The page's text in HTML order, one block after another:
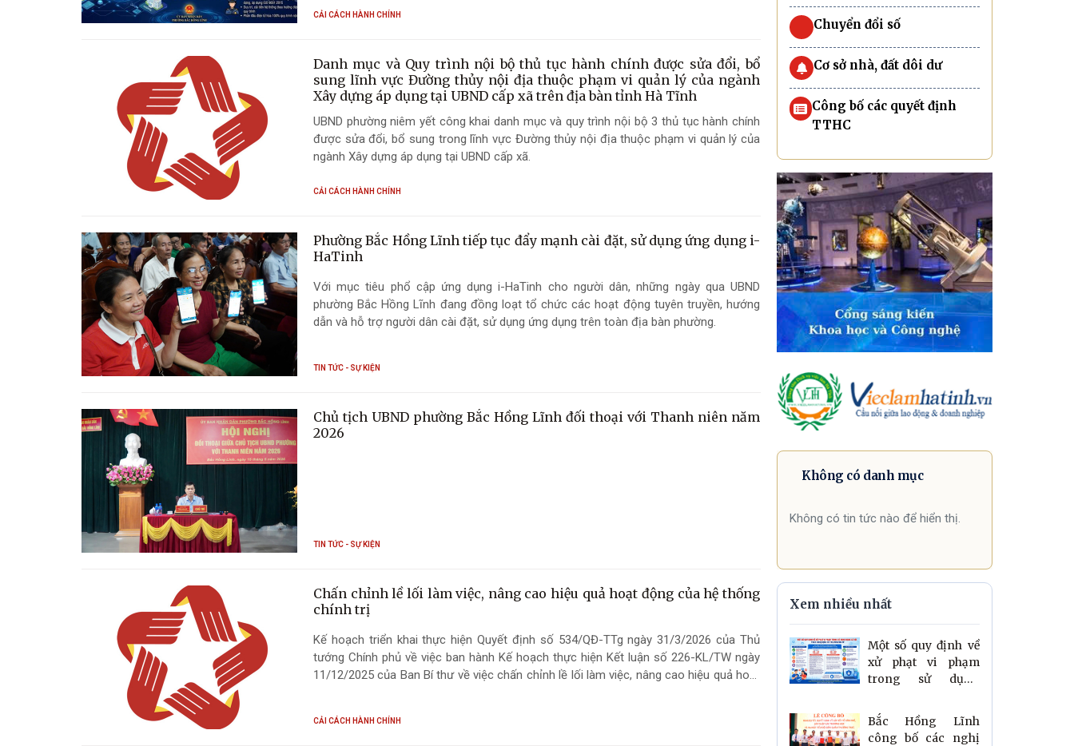
CẢI CÁCH HÀNH CHÍNH
Danh mục và Quy trình nội bộ thủ tục hành chính được sửa đổi, bổ
sung lĩnh vực Đường thủy nội địa thuộc phạm vi quản lý của ngành
Xây dựng áp dụng tại UBND cấp xã trên địa bàn tỉnh Hà Tĩnh
UBND phường niêm yết công khai danh mục và quy trình nội bộ 3 thủ tục hành chính
được sửa đổi, bổ sung trong lĩnh vực Đường thủy nội địa thuộc phạm vi quản lý của
ngành Xây dựng áp dụng tại UBND cấp xã.
CẢI CÁCH HÀNH CHÍNH
Phường Bắc Hồng Lĩnh tiếp tục đẩy mạnh cài đặt, sử dụng ứng dụng i-
HaTinh
Với mục tiêu phổ cập ứng dụng i-HaTinh cho người dân, những ngày qua UBND
phường Bắc Hồng Lĩnh đang đồng loạt tổ chức các hoạt động tuyên truyền, hướng
dẫn và hỗ trợ người dân cài đặt, sử dụng ứng dụng trên toàn địa bàn phường.
TIN TỨC - SỰ KIỆN
Chủ tịch UBND phường Bắc Hồng Lĩnh đối thoại với Thanh niên năm
2026
TIN TỨC - SỰ KIỆN
Chấn chỉnh lề lối làm việc, nâng cao hiệu quả hoạt động của hệ thống
chính trị
Kế hoạch triển khai thực hiện Quyết định số 534/QĐ-TTg ngày 31/3/2026 của Thủ
tướng Chính phủ về việc ban hành Kế hoạch thực hiện Kết luận số 226-KL/TW ngày
11/12/2025 của Ban Bí thư về việc chấn chỉnh lề lối làm việc, nâng cao hiệu quả hoạt
CẢI CÁCH HÀNH CHÍNH
Chuyển đổi số
Cơ sở nhà, đất dôi dư
Công bố các quyết định
TTHC
Không có danh mục
Không có tin tức nào để hiển thị.
Xem nhiều nhất
Một số quy định về
xử phạt vi phạm
trong sử dụng
Nghị định số
174/2026/NĐ-CP
Bắc Hồng Lĩnh
công bố các nghị